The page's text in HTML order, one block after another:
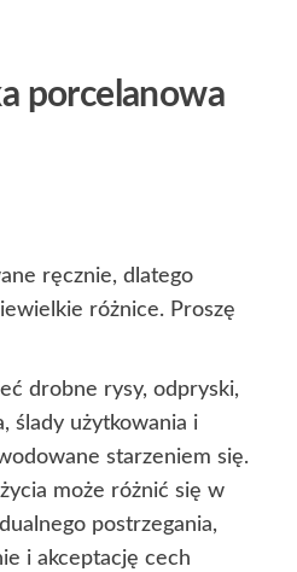
porcelanowa
ręcznie, dlatego
różnice. Proszę
drobne rysy, odpryski,
ślady użytkowania i
starzeniem się.
może różnić się w
postrzegania,
i akceptację cech